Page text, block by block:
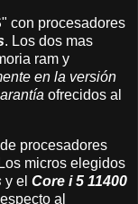
" con procesadores
. Los dos mas
ram y
en la versión
ofrecidos al
de procesadores
micros elegidos
y el Core i 5 11400
al